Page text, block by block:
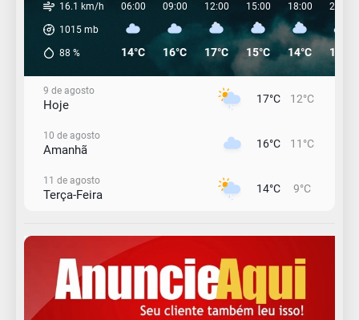
16.1 km/h
1015 mb
88 %
06:00
14°C
09:00
16°C
12:00
17°C
15:00
15°C
18:00
14°C
21:00
12°C
9 de agosto
Hoje 17°C 12°C
10 de agosto
Amanhã 16°C 11°C
11 de agosto
Terça-Feira 14°C 9°C
Quarta-Feira 13°C 11°C
13 de agosto
Quinta-Feira